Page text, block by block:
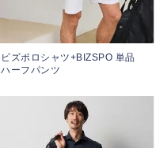
ビズポロシャツ+BIZSPO 単品
ハーフパンツ